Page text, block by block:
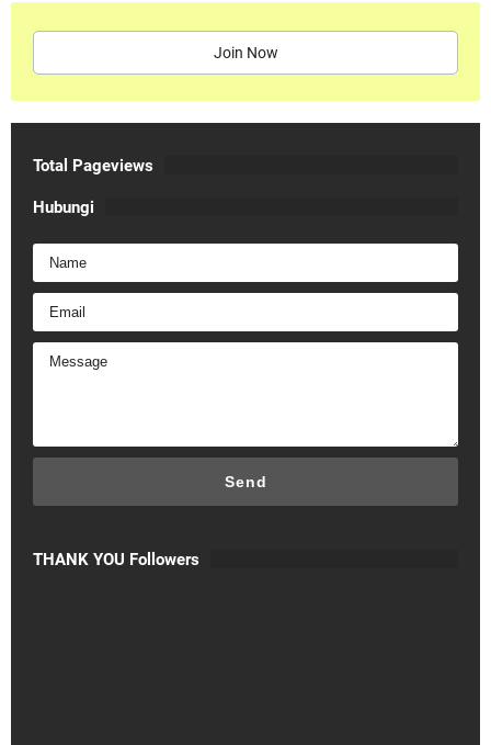
Join Now
Total Pageviews
Hubungi
THANK YOU Followers